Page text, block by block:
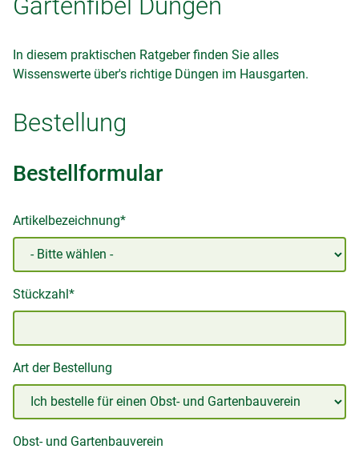
In diesem praktischen Ratgeber finden Sie alles
Wissenswerte über's richtige Düngen im Hausgarten.
Bestellung
Bestellformular
Artikelbezeichnung*
Stückzahl*
Art der Bestellung
Obst- und Gartenbauverein